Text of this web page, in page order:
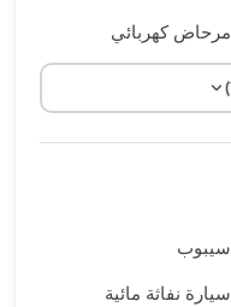
مرحاض كهربائي
سيبوب
سيارة نفاثة مائية